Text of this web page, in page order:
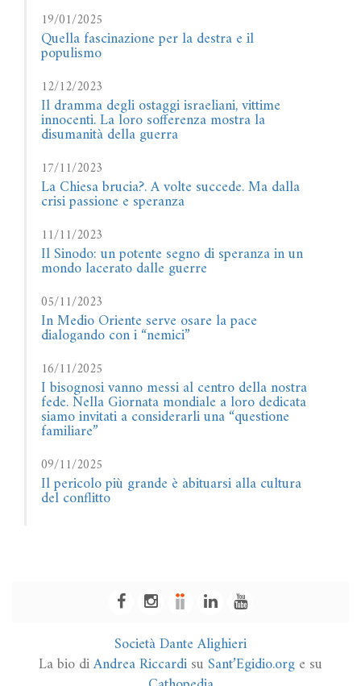
19/01/2025
Quella fascinazione per la destra e il
populismo
12/12/2023
Il dramma degli ostaggi israeliani, vittime
innocenti. La loro sofferenza mostra la
disumanità della guerra
17/11/2023
La Chiesa brucia?. A volte succede. Ma dalla
crisi passione e speranza
11/11/2023
Il Sinodo: un potente segno di speranza in un
mondo lacerato dalle guerre
05/11/2023
In Medio Oriente serve osare la pace
dialogando con i “nemici”
16/11/2025
I bisognosi vanno messi al centro della nostra
fede. Nella Giornata mondiale a loro dedicata
siamo invitati a considerarli una “questione
familiare”
09/11/2025
Il pericolo più grande è abituarsi alla cultura
del conflitto
Società Dante Alighieri
La bio diAndrea RiccardisuSant’Egidio.orge su